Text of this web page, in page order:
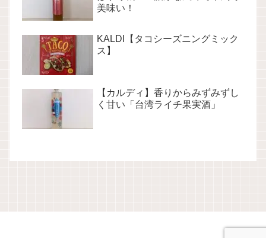
美味い！
KALDI【タコシーズニングミック
ス】
【カルディ】香りからみずみずし
く甘い「台湾ライチ果実酒」